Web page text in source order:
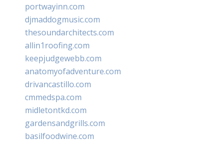
portwayinn.com
djmaddogmusic.com
thesoundarchitects.com
allin1roofing.com
keepjudgewebb.com
anatomyofadventure.com
drivancastillo.com
cmmedspa.com
midletontkd.com
gardensandgrills.com
basilfoodwine.com